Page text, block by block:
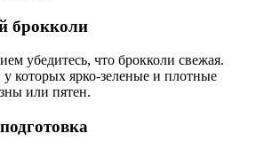
брокколи
убедитесь, что брокколи свежая.
которых ярко-зеленые и плотные
или пятен.